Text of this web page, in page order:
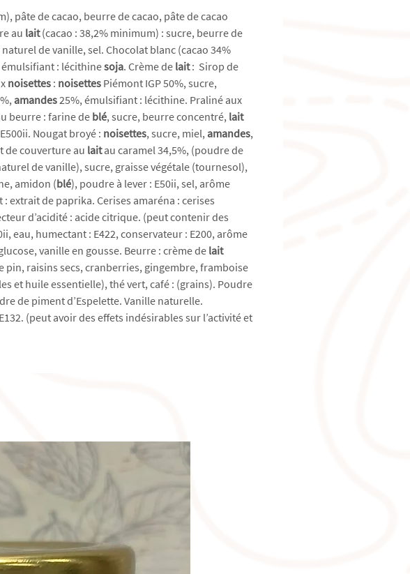
pâte de cacao, beurre de cacao, pâte de cacao
au lait(cacao : 38,2% minimum) : sucre, beurre de
de vanille, sel. Chocolat blanc (cacao 34%
: lécithinesoja. Crème de lait: Sirop de
noisettes : noisettes Piémont IGP 50%, sucre,
amandes25%, émulsifiant : lécithine. Praliné aux
beurre : farine deblé, sucre, beurre concentré, lait
Nougat broyé : noisettes, sucre, miel, amandes,
de couverture au laitau caramel 34,5%, (poudre de
de vanille), sucre, graisse végétale (tournesol),
amidon (blé), poudre à lever : E50ii, sel, arôme
: extrait de paprika. Cerises amaréna : cerises
d’acidité : acide citrique. (peut contenir des
eau, humectant : E422, conservateur : E200, arôme
vanille en gousse. Beurre : crème de lait
pin, raisins secs, cranberries, gingembre, framboise
et huile essentielle), thé vert, café : (grains). Poudre
de piment d’Espelette. Vanille naturelle.
(peut avoir des effets indésirables sur l’activité et